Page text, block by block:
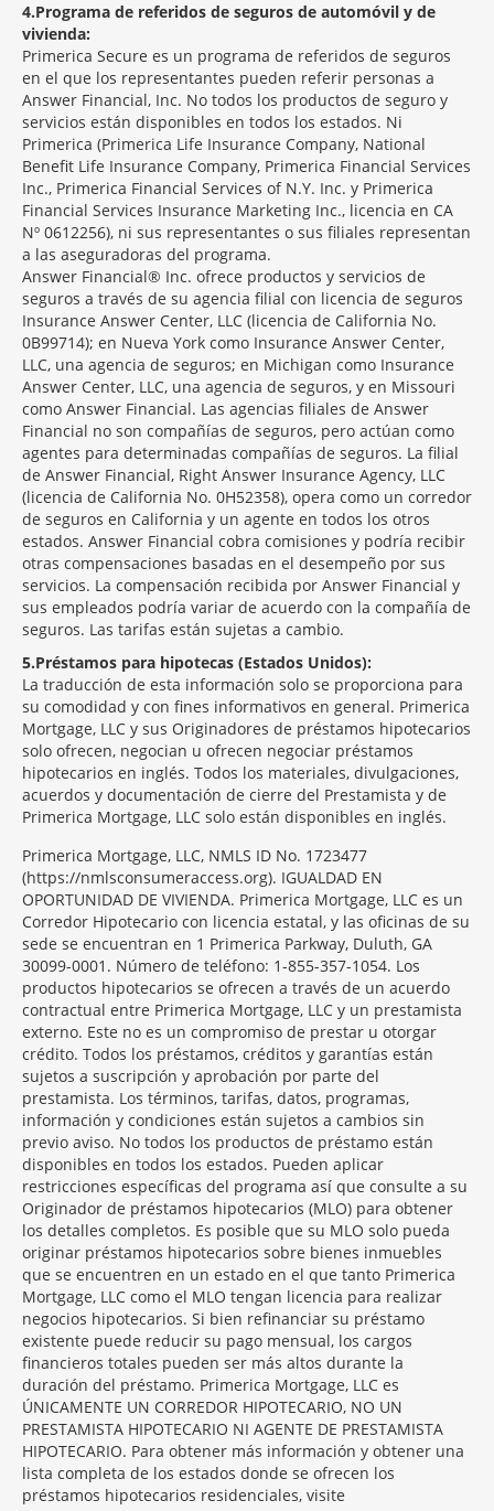
4 Programa de referidos de seguros de automóvil y de
vivienda:
Primerica Secure es un programa de referidos de seguros
en el que los representantes pueden referir personas a
Answer Financial, Inc. No todos los productos de seguro y
servicios están disponibles en todos los estados. Ni
Primerica (Primerica Life Insurance Company, National
Benefit Life Insurance Company, Primerica Financial Services
Inc., Primerica Financial Services of N.Y. Inc. y Primerica
Financial Services Insurance Marketing Inc., licencia en CA
Nº 0612256), ni sus representantes o sus filiales representan
a las aseguradoras del programa.
Answer Financial® Inc. ofrece productos y servicios de
seguros a través de su agencia filial con licencia de seguros
Insurance Answer Center, LLC (licencia de California No.
0B99714); en Nueva York como Insurance Answer Center,
LLC, una agencia de seguros; en Michigan como Insurance
Answer Center, LLC, una agencia de seguros, y en Missouri
como Answer Financial. Las agencias filiales de Answer
Financial no son compañías de seguros, pero actúan como
agentes para determinadas compañías de seguros. La filial
de Answer Financial, Right Answer Insurance Agency, LLC
(licencia de California No. 0H52358), opera como un corredor
de seguros en California y un agente en todos los otros
estados. Answer Financial cobra comisiones y podría recibir
otras compensaciones basadas en el desempeño por sus
servicios. La compensación recibida por Answer Financial y
sus empleados podría variar de acuerdo con la compañía de
seguros. Las tarifas están sujetas a cambio.
5 Préstamos para hipotecas (Estados Unidos):
La traducción de esta información solo se proporciona para
su comodidad y con fines informativos en general. Primerica
Mortgage, LLC y sus Originadores de préstamos hipotecarios
solo ofrecen, negocian u ofrecen negociar préstamos
hipotecarios en inglés. Todos los materiales, divulgaciones,
acuerdos y documentación de cierre del Prestamista y de
Primerica Mortgage, LLC solo están disponibles en inglés.
Primerica Mortgage, LLC, NMLS ID No. 1723477
(https://nmlsconsumeraccess.org). IGUALDAD EN
OPORTUNIDAD DE VIVIENDA. Primerica Mortgage, LLC es un
Corredor Hipotecario con licencia estatal, y las oficinas de su
sede se encuentran en 1 Primerica Parkway, Duluth, GA
30099-0001. Número de teléfono: 1-855-357-1054. Los
productos hipotecarios se ofrecen a través de un acuerdo
contractual entre Primerica Mortgage, LLC y un prestamista
externo. Este no es un compromiso de prestar u otorgar
crédito. Todos los préstamos, créditos y garantías están
sujetos a suscripción y aprobación por parte del
prestamista. Los términos, tarifas, datos, programas,
información y condiciones están sujetos a cambios sin
previo aviso. No todos los productos de préstamo están
disponibles en todos los estados. Pueden aplicar
restricciones específicas del programa así que consulte a su
Originador de préstamos hipotecarios (MLO) para obtener
los detalles completos. Es posible que su MLO solo pueda
originar préstamos hipotecarios sobre bienes inmuebles
que se encuentren en un estado en el que tanto Primerica
Mortgage, LLC como el MLO tengan licencia para realizar
negocios hipotecarios. Si bien refinanciar su préstamo
existente puede reducir su pago mensual, los cargos
financieros totales pueden ser más altos durante la
duración del préstamo. Primerica Mortgage, LLC es
ÚNICAMENTE UN CORREDOR HIPOTECARIO, NO UN
PRESTAMISTA HIPOTECARIO NI AGENTE DE PRESTAMISTA
HIPOTECARIO. Para obtener más información y obtener una
lista completa de los estados donde se ofrecen los
préstamos hipotecarios residenciales, visite